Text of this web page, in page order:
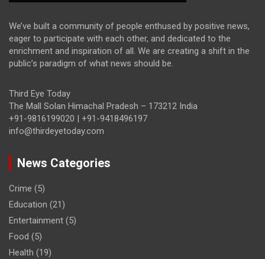
We’ve built a community of people enthused by positive news,
eager to participate with each other, and dedicated to the
enrichment and inspiration of all. We are creating a shift in the
public’s paradigm of what news should be.
Third Eye Today
The Mall Solan Himachal Pradesh – 173212 India
+91-9816199020 | +91-9418496197
info@thirdeyetoday.com
News Categories
Crime (5)
Education (21)
Entertainment (5)
Food (5)
Health (19)